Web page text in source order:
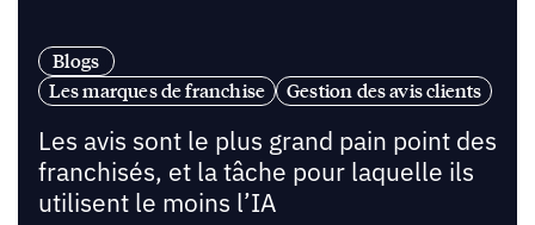
Blogs
Les marques de franchise
Gestion des avis clients
Les avis sont le plus grand pain point des
franchisés, et la tâche pour laquelle ils
utilisent le moins l’IA